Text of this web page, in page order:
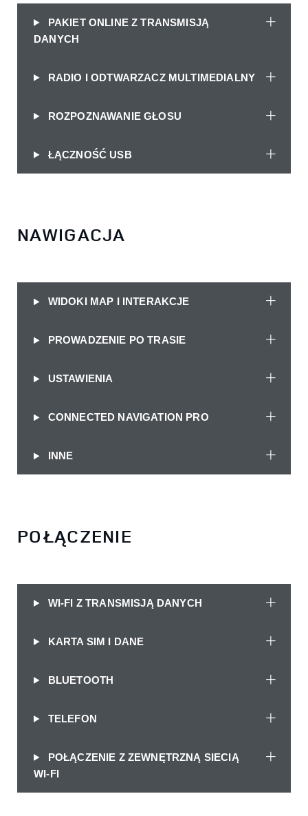
PAKIET ONLINE Z TRANSMISJĄ
DANYCH
RADIO I ODTWARZACZ MULTIMEDIALNY
ROZPOZNAWANIE GŁOSU
ŁĄCZNOŚĆ USB
NAWIGACJA
WIDOKI MAP I INTERAKCJE
PROWADZENIE PO TRASIE
USTAWIENIA
CONNECTED NAVIGATION PRO
INNE
POŁĄCZENIE
WI-FI Z TRANSMISJĄ DANYCH
KARTA SIM I DANE
BLUETOOTH
TELEFON
POŁĄCZENIE Z ZEWNĘTRZNĄ SIECIĄ
WI-FI